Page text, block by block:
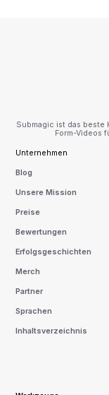
Submagic ist das beste
Form-Videos
Unternehmen
Blog
Unsere Mission
Preise
Bewertungen
Erfolgsgeschichten
Merch
Partner
Sprachen
Inhaltsverzeichnis